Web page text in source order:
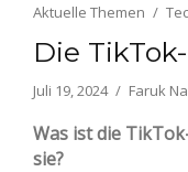
Aktuelle Themen
Die
Juli 19, 2024 Faruk
Was ist die
sie?